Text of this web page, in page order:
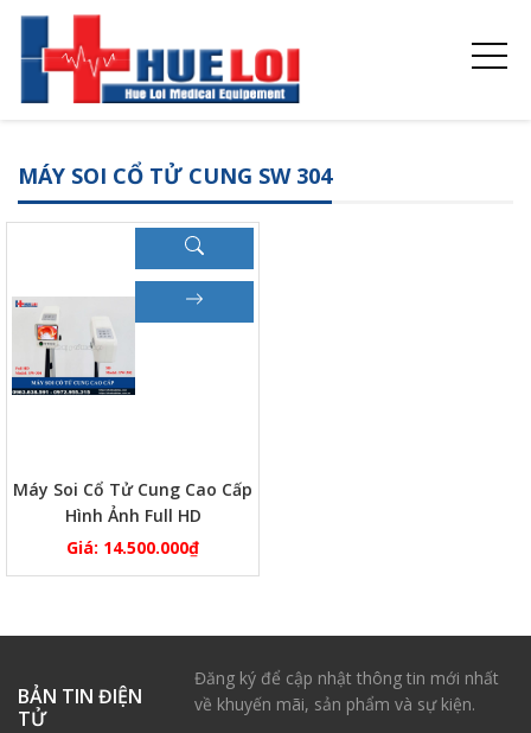
MÁY SOI CỔ TỬ CUNG SW 304
Máy Soi Cổ Tử Cung Cao Cấp
Hình Ảnh Full HD
Giá: 14.500.000₫
BẢN TIN ĐIỆN
TỬ
Đăng ký để cập nhật thông tin mới nhất
về khuyến mãi, sản phẩm và sự kiện.